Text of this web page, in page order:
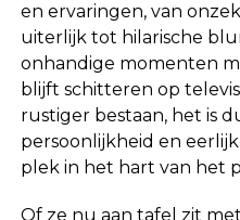
en ervaringen, van
uiterlijk tot hilarische
onhandige momenten
blijft schitteren op
rustiger bestaan, het is
persoonlijkheid en
plek in het hart van het
Of ze nu aan tafel zit